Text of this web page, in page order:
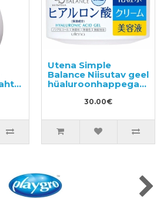
Utena Simple
Balance Niisutav geel
hüaluroonhappega
30.00€